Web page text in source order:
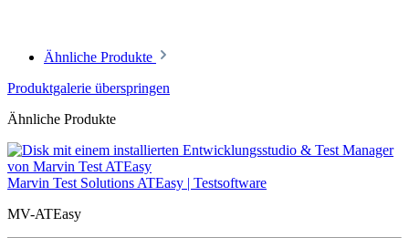
Ähnliche Produkte
Produktgalerie überspringen
Ähnliche Produkte
Marvin Test Solutions ATEasy | Testsoftware
MV-ATEasy